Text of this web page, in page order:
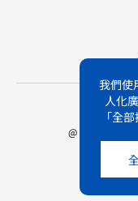
我們使
人化
「全
版權所有
@ Joint